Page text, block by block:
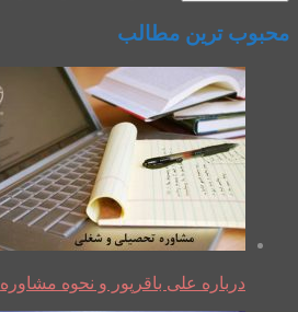
محبوب ترین مطالب
درباره علی باقرپور و نحوه مشاوره